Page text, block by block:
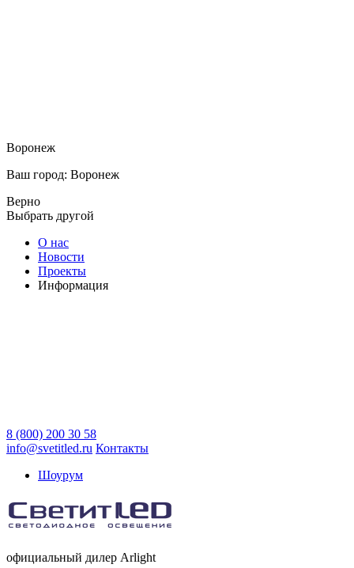
Воронеж
Ваш город: Воронеж
Верно
Выбрать другой
О нас
Новости
Проекты
Информация
8 (800) 200 30 58
info@svetitled.ru Контакты
Шоурум
официальный дилер Arlight